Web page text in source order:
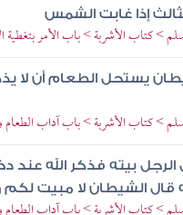
إذا غابت الشمس
كتاب الأشربة > باب الأمر بتغطية
يستحل الطعام أن لا
> كتاب الأشربة > باب آداب الطعام
الرجل بيته فذكر الله عند
الشيطان لا مبيت لكم